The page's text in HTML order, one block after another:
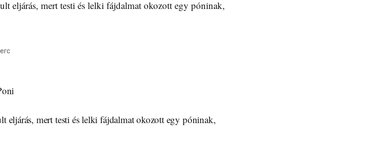
eljárás, mert testi és lelki fájdalmat okozott egy póninak,
eljárás, mert testi és lelki fájdalmat okozott egy póninak,